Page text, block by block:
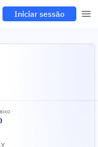
Iniciar sessão